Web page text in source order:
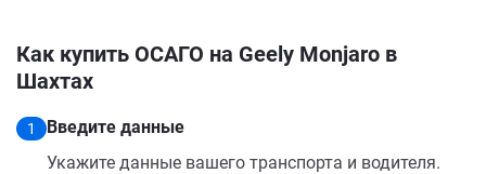
Как купить ОСАГО на Geely Monjaro в
Шахтах
1
Введите данные
Укажите данные вашего транспорта и водителя.